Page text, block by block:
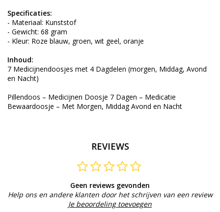
Specificaties:
- Materiaal: Kunststof
- Gewicht: 68 gram
- Kleur: Roze blauw, groen, wit geel, oranje
Inhoud:
7 Medicijnendoosjes met 4 Dagdelen (morgen, Middag, Avond
en Nacht)
Pillendoos – Medicijnen Doosje 7 Dagen – Medicatie
Bewaardoosje – Met Morgen, Middag Avond en Nacht
REVIEWS
Geen reviews gevonden
Help ons en andere klanten door het schrijven van een review
Je beoordeling toevoegen